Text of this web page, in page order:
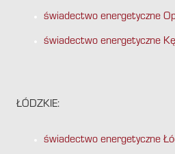
świadectwo energetyczne
świadectwo energetyczne
ŁÓDZKIE:
świadectwo energetyczne